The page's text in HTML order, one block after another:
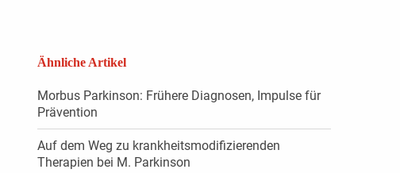
Ähnliche Artikel
Morbus Parkinson: Frühere Diagnosen, Impulse für
Prävention
Auf dem Weg zu krankheits­modifizierenden
Therapien bei ­M. Parkinson